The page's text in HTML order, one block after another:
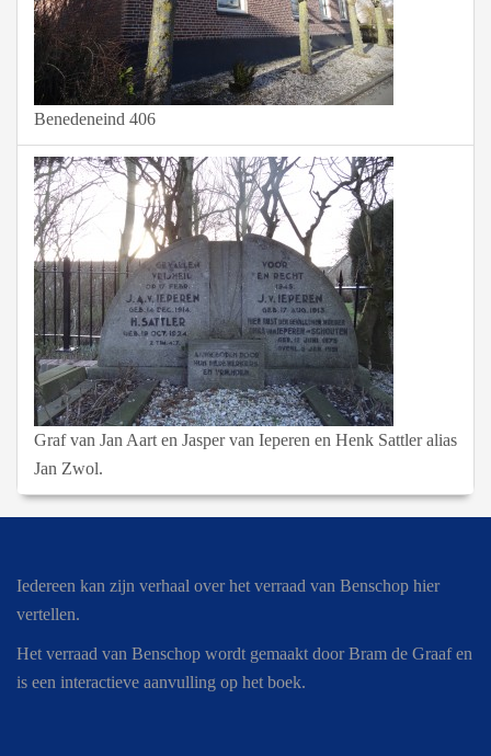
Benedeneind 406
Graf van Jan Aart en Jasper van Ieperen en Henk Sattler alias
Jan Zwol.
Iedereen kan zijn verhaal over het verraad van Benschop hier
vertellen.
Het verraad van Benschop wordt gemaakt door Bram de Graaf en
is een interactieve aanvulling op het boek.